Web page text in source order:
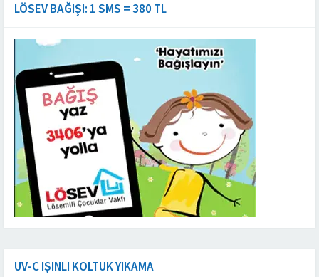
LÖSEV BAĞIŞI: 1 SMS = 380 TL
UV-C IŞINLI KOLTUK YIKAMA